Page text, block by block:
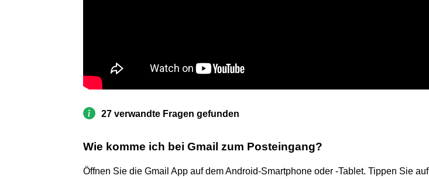
27 verwandte Fragen gefunden
Wie komme ich bei Gmail zum Posteingang?
Öffnen Sie die Gmail App auf dem Android-Smartphone oder -Tablet. Tippen Sie auf